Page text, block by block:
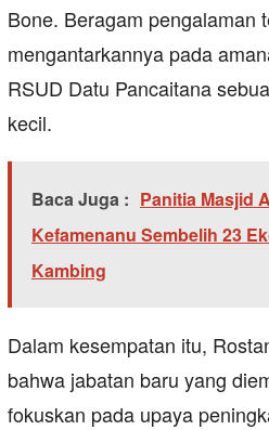
Bone. Beragam pengalaman
mengantarkannya pada
RSUD Datu Pancaitana
kecil.
Baca Juga : Panitia Masjid
Kefamenanu Sembelih 23
Kambing
Dalam kesempatan itu,
bahwa jabatan baru yang
fokuskan pada upaya